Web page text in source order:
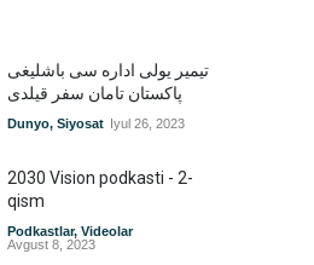
تیمیر یولی اداره سی باشلیغی
پاکستان تامان سفر قیلدی
Dunyo, Siyosat Iyul 26, 2023
2030 Vision podkasti - 2-
qism
Podkastlar, Videolar
Avgust 8, 2023